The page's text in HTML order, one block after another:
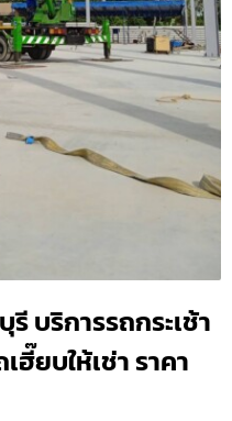
บริการรถกระเช้า
ฮี๊ยบให้เช่า ราคา